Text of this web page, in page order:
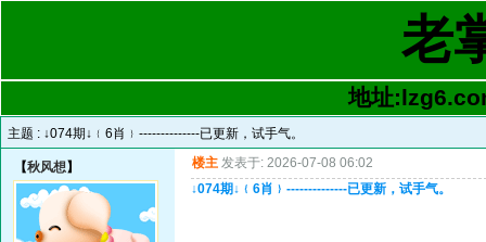
老
地址
主题 : ↓074期↓﹛6肖﹜--------------已更新，试手气。
【秋风想】 楼主 发表于: 2026-07-08 06:02
↓074期↓﹛6肖﹜--------------已更新，试手气。